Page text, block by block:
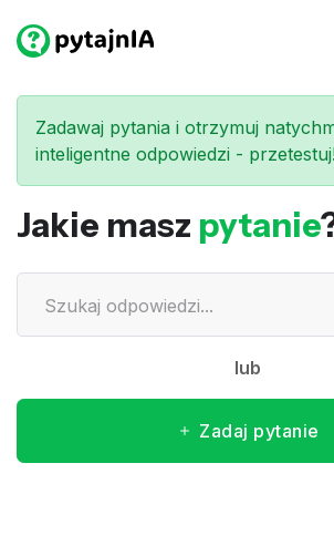
Zadawaj pytania i otrzymuj
inteligentne odpowiedzi -
Jakie masz pytanie
lub
Zadaj pytanie